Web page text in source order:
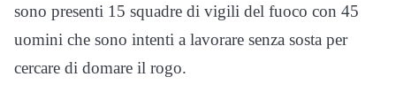
sono presenti 15 squadre di vigili del fuoco con 45
uomini che sono intenti a lavorare senza sosta per
cercare di domare il rogo.